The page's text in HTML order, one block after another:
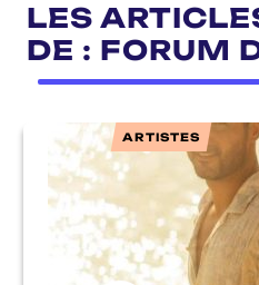
LES
DE : FORUM
ARTISTES